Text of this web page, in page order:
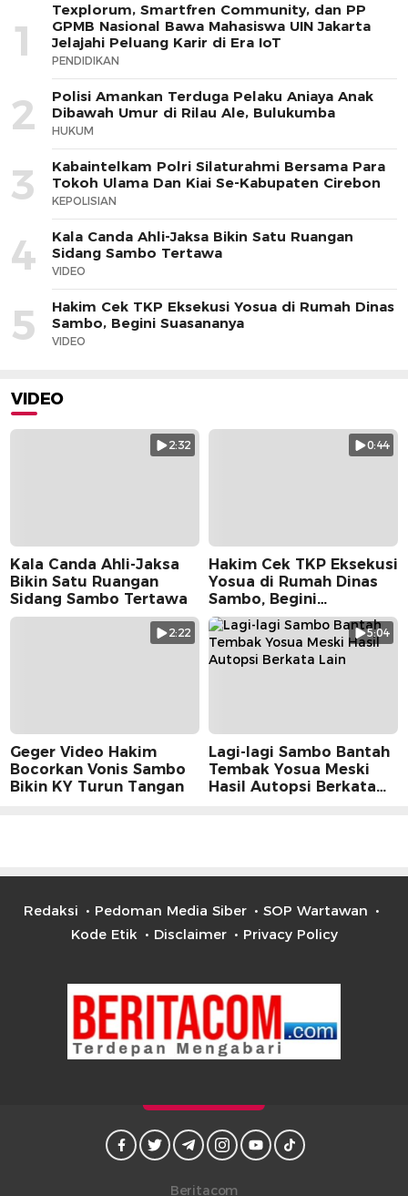
1
Texplorum, Smartfren Community, dan PP
GPMB Nasional Bawa Mahasiswa UIN Jakarta
Jelajahi Peluang Karir di Era IoT
PENDIDIKAN
2
Polisi Amankan Terduga Pelaku Aniaya Anak
Dibawah Umur di Rilau Ale, Bulukumba
HUKUM
3
Kabaintelkam Polri Silaturahmi Bersama Para
Tokoh Ulama Dan Kiai Se-Kabupaten Cirebon
KEPOLISIAN
4
Kala Canda Ahli-Jaksa Bikin Satu Ruangan
Sidang Sambo Tertawa
VIDEO
5
Hakim Cek TKP Eksekusi Yosua di Rumah Dinas
Sambo, Begini Suasananya
VIDEO
VIDEO
2:32
Kala Canda Ahli-Jaksa
Bikin Satu Ruangan
Sidang Sambo Tertawa
0:44
Hakim Cek TKP Eksekusi
Yosua di Rumah Dinas
Sambo, Begini
Suasananya
2:22
Geger Video Hakim
Bocorkan Vonis Sambo
Bikin KY Turun Tangan
5:04
Lagi-lagi Sambo Bantah
Tembak Yosua Meski
Hasil Autopsi Berkata
Redaksi Pedoman Media Siber
SOP Wartawan
Kode Etik
Disclaimer Privacy Policy
Beritacom